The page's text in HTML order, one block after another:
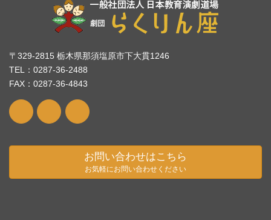
〒329-2815 栃木県那須塩原市下大貫1246
TEL：0287-36-2488
FAX：0287-36-4843
お問い合わせはこちら
お気軽にお問い合わせください